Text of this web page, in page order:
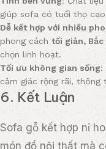
nghiệm ngồi êm ái,
sống trở nên tinh tế,
bạn đang tìm kiếm
cách tối giản, đây
thể bỏ qua.
mẫu sofa gỗ hiện đại sofa
sofa gỗ bọc nỉ sang trọng